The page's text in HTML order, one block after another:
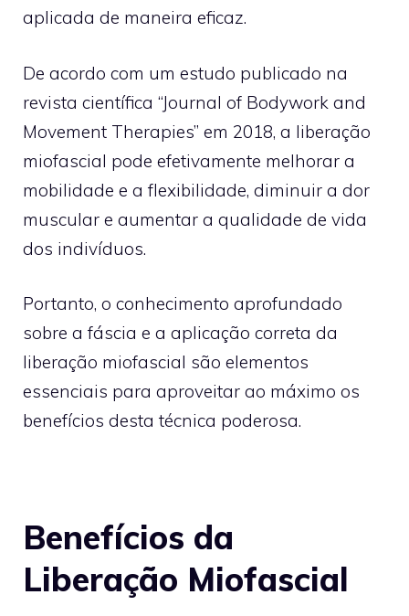
aplicada de maneira eficaz.
De acordo com um estudo publicado na
revista científica “Journal of Bodywork and
Movement Therapies” em 2018, a liberação
miofascial pode efetivamente melhorar a
mobilidade e a flexibilidade, diminuir a dor
muscular e aumentar a qualidade de vida
dos indivíduos.
Portanto, o conhecimento aprofundado
sobre a fáscia e a aplicação correta da
liberação miofascial são elementos
essenciais para aproveitar ao máximo os
benefícios desta técnica poderosa.
Benefícios da
Liberação Miofascial